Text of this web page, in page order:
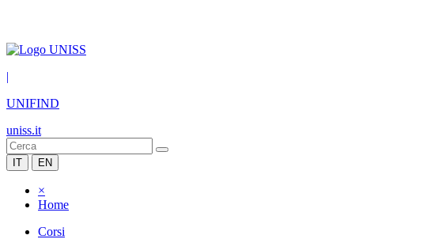
|
UNIFIND
uniss.it
IT EN
×
Home
Corsi